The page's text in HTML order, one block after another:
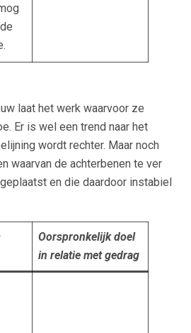
laat het werk waarvoor ze
Er is wel een trend naar het
wordt rechter. Maar noch
waarvan de achterbenen te ver
en die daardoor instabiel
Oorspronkelijk doel
in relatie met gedrag